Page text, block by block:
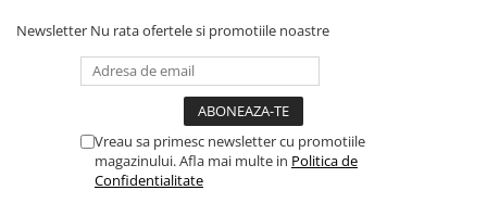
Newsletter Nu rata ofertele si promotiile noastre
Vreau sa primesc newsletter cu promotiile
magazinului. Afla mai multe in Politica de
Confidentialitate